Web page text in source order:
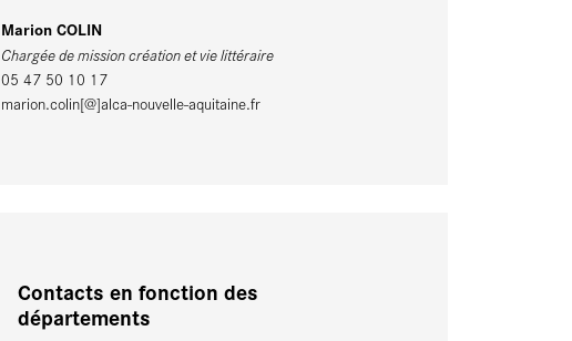
Marion COLIN
Chargée de mission création et vie littéraire
05 47 50 10 17
marion.colin[@]alca-nouvelle-aquitaine.fr
Contacts en fonction des
départements